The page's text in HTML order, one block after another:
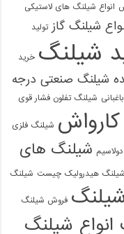
انواع شیلنگ های لاستیکی
شیلنگ گاز تولید
شیلنگ خرید
شیلنگ صنعتی درجه
شیلنگ تفلون فشار قوی
شیلنگ فلزی
شیلنگ های
شیلنگ هیدرولیک چیست شیلنگ
فروش شیلنگ
شیلنگ